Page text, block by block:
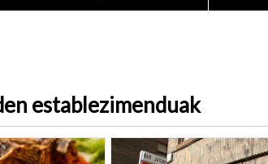
establezimenduak